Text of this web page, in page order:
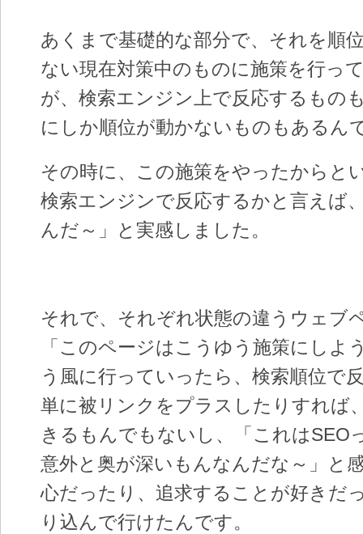
あくまで基礎的な部分で、それを順
ない現在対策中のものに施策を行っ
が、検索エンジン上で反応するもの
にしか順位が動かないものもあるん
その時に、この施策をやったからと
検索エンジンで反応するかと言えば
んだ～」と実感しました。
それで、それぞれ状態の違うウェブ
「このページはこうゆう施策にしよ
う風に行っていったら、検索順位で
単に被リンクをプラスしたりすれば
きるもんでもないし、「これはSEO
意外と奥が深いもんなんだな～」と
心だったり、追求することが好きだ
り込んで行けたんです。